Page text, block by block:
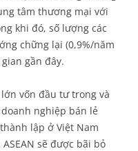
tâm thương mại với
khi đó, số lượng các
chững lại (0,9%/năm
gần đây.
vốn đầu tư trong và
nghiệp bán lẻ
lập ở Việt Nam
sẽ được bãi bỏ